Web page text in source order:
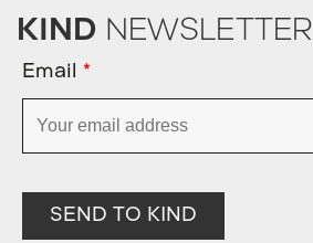
KIND NEWSLETTER
Email *